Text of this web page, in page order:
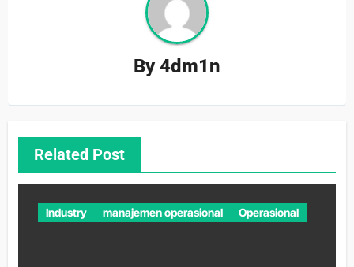
By4dm1n
Related Post
Industry manajemen operasional Operasional